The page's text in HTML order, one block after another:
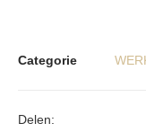
Categorie
Delen: